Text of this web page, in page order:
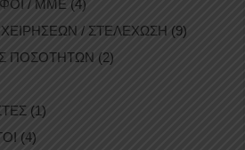
/ ΜΜΕ (4)
/ ΣΤΕΛΕΧΩΣΗ (9)
ΠΟΣΟΤΗΤΩΝ (2)
(1)
(4)